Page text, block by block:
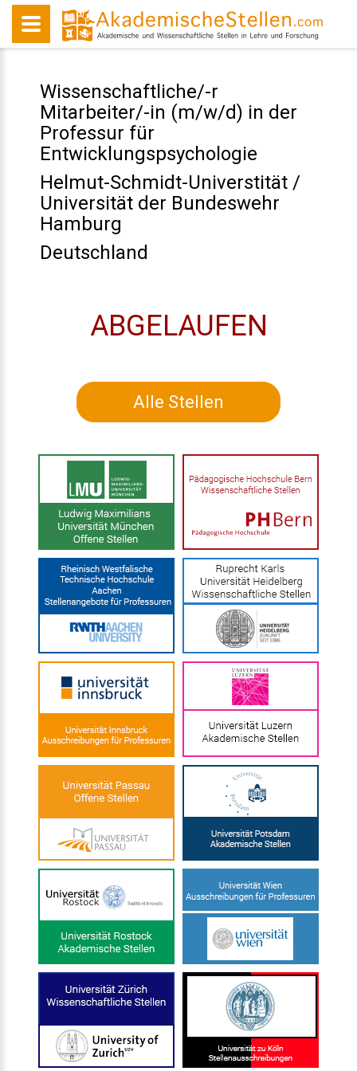
Wissenschaftliche/-r
Mitarbeiter/-in (m/w/d) in der
Professur für
Entwicklungspsychologie
Helmut-Schmidt-Universtität /
Universität der Bundeswehr
Hamburg
Deutschland
ABGELAUFEN
Alle Stellen